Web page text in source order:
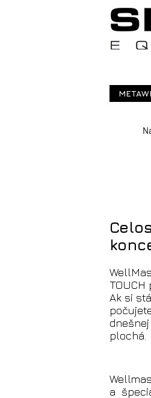
Ak si
plochá.
a